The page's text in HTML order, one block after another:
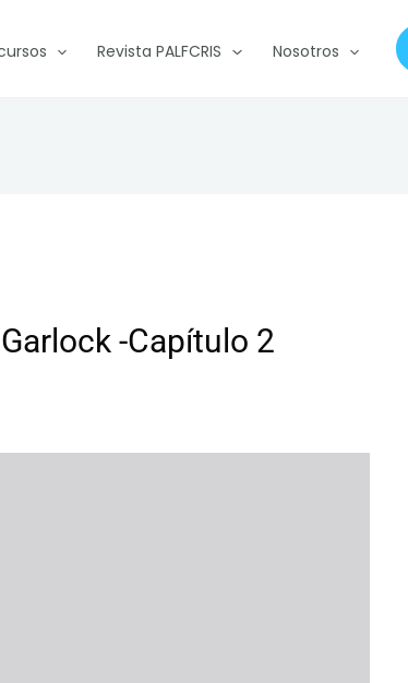
Revista PALFCRIS Nosotros
-Capítulo 2